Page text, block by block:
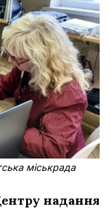
міськрада
надання